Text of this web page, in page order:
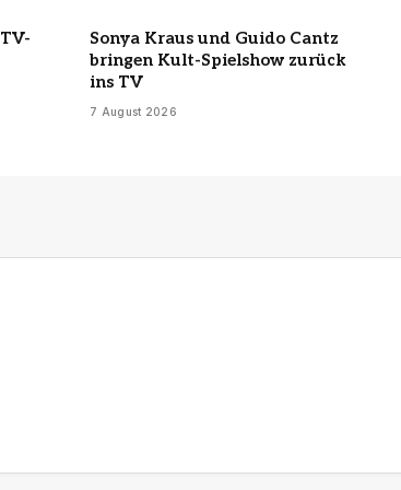
Sonya Kraus und Guido Cantz
bringen Kult-Spielshow zurück
ins TV
7 August 2026